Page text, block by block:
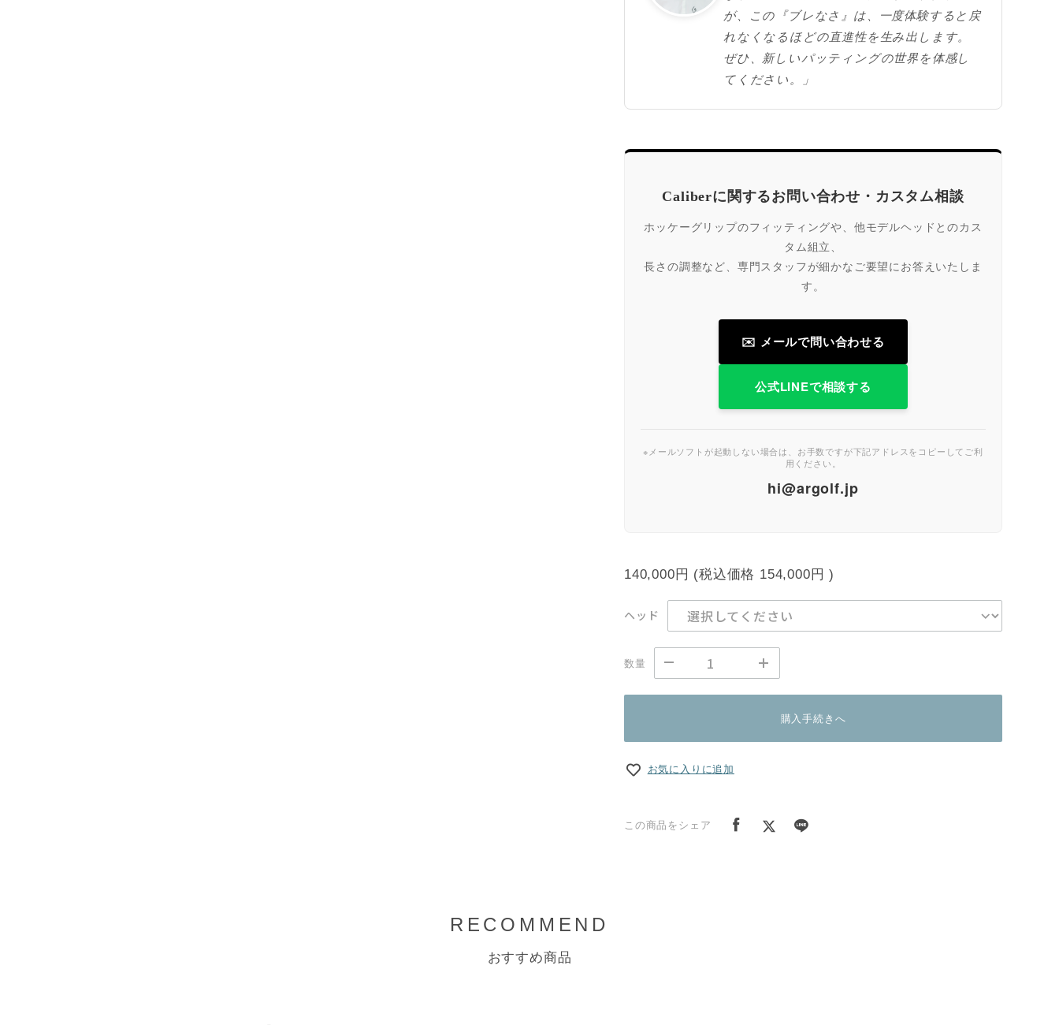
が、この『ブレなさ』は、一度体験すると戻
れなくなるほどの直進性を生み出します。
ぜひ、新しいパッティングの世界を体感し
てください。」
Caliberに関するお問い合わせ・カスタム相談
ホッケーグリップのフィッティングや、他モデルヘッドとのカス
タム組立、
長さの調整など、専門スタッフが細かなご要望にお答えいたしま
す。
✉️ メールで問い合わせる
公式LINEで相談する
※メールソフトが起動しない場合は、お手数ですが下記アドレスをコピーしてご利
用ください。
hi@argolf.jp
140,000円 (税込価格 154,000円 )
ヘッド
数量
購入手続きへ
お気に入りに追加
この商品をシェア
RECOMMEND
おすすめ商品